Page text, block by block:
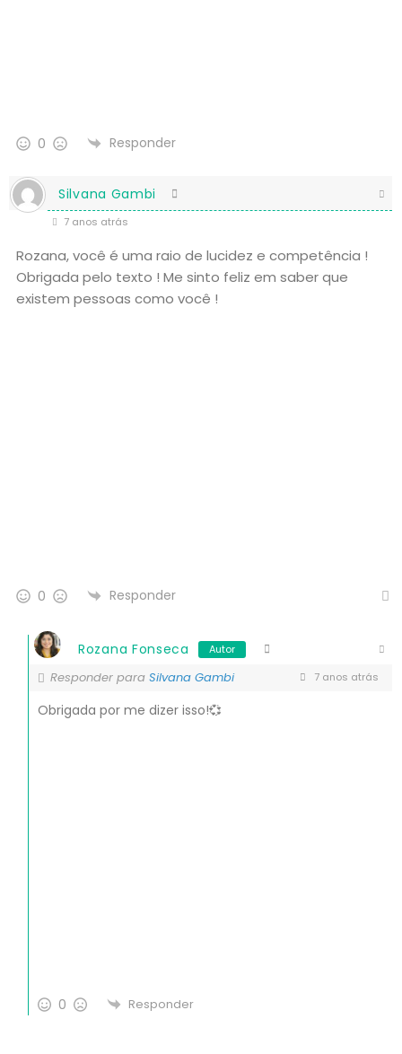
0 Responder
Silvana Gambi
7 anos atrás
Rozana, você é uma raio de lucidez e competência !
Obrigada pelo texto ! Me sinto feliz em saber que
existem pessoas como você !
0 Responder
Rozana Fonseca Autor
Responder para Silvana Gambi 7 anos atrás
Obrigada por me dizer isso!💞
0 Responder